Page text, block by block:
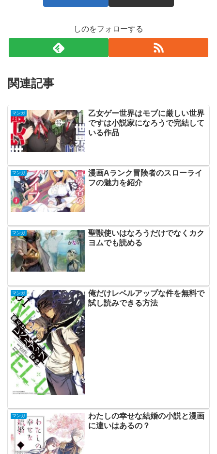
しのをフォローする
関連記事
マンガ
乙女ゲー世界はモブに厳しい世界
ですは小説家になろうで完結して
いる作品
マンガ
漫画Aランク冒険者のスローライ
フの魅力を紹介
マンガ
聖獣使いはなろうだけでなくカク
ヨムでも読める
マンガ
俺だけレベルアップな件を無料で
試し読みできる方法
マンガ
わたしの幸せな結婚の小説と漫画
に違いはあるの？